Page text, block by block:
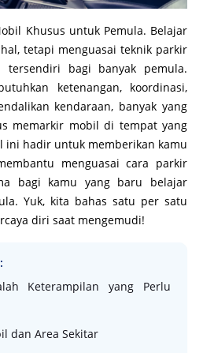
Khusus untuk Pemula. Belajar
tetapi menguasai teknik parkir
tersendiri bagi banyak pemula.
ketenangan, koordinasi,
kendaraan, banyak yang
memarkir mobil di tempat yang
ini hadir untuk memberikan kamu
menguasai cara parkir
bagi kamu yang baru belajar
Yuk, kita bahas satu per satu
diri saat mengemudi!
Keterampilan yang Perlu
dan Area Sekitar